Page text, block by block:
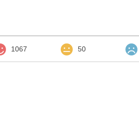
1067 50